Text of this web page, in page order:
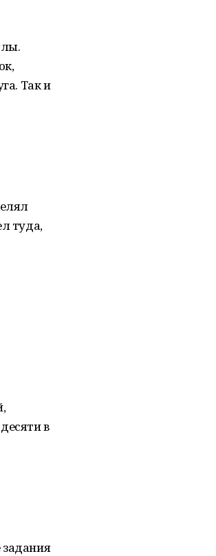
Так и
туда,
в